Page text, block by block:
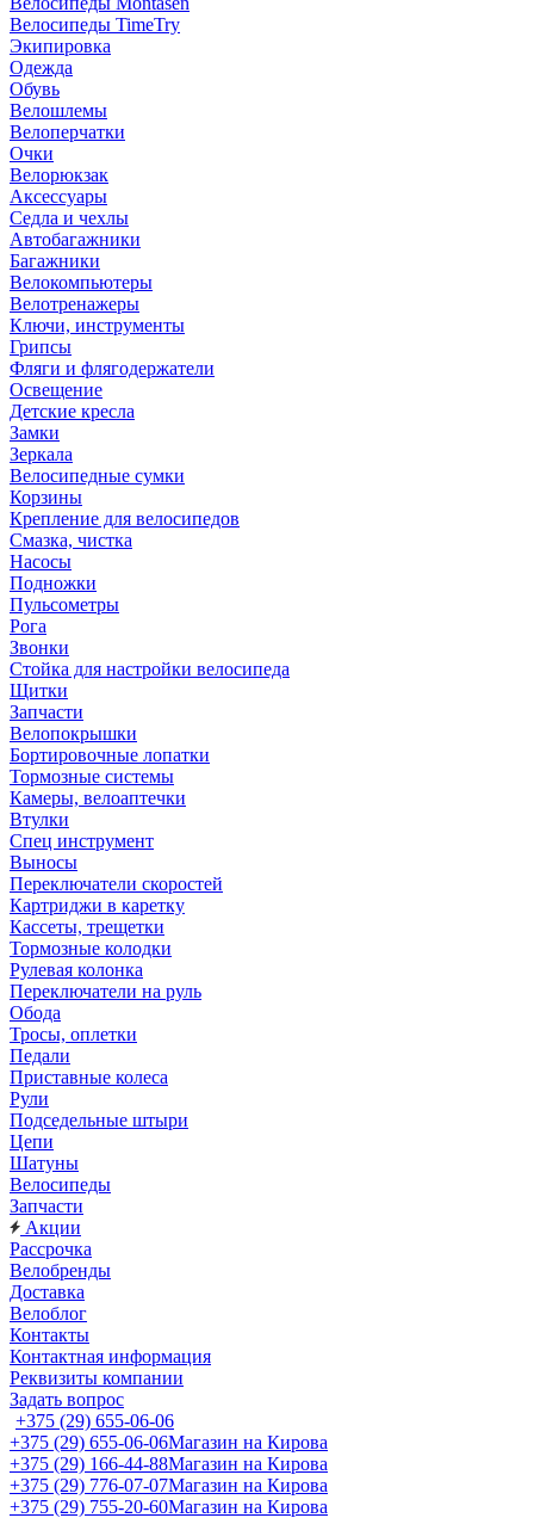
Велосипеды TimeTry
Экипировка
Одежда
Обувь
Велошлемы
Велоперчатки
Очки
Велорюкзак
Аксессуары
Седла и чехлы
Автобагажники
Багажники
Велокомпьютеры
Велотренажеры
Ключи, инструменты
Грипсы
Фляги и флягодержатели
Освещение
Детские кресла
Замки
Зеркала
Велосипедные сумки
Корзины
Крепление для велосипедов
Смазка, чистка
Насосы
Подножки
Пульсометры
Рога
Звонки
Стойка для настройки велосипеда
Щитки
Запчасти
Велопокрышки
Бортировочные лопатки
Тормозные системы
Камеры, велоаптечки
Втулки
Спец инструмент
Выносы
Переключатели скоростей
Картриджи в каретку
Кассеты, трещетки
Тормозные колодки
Рулевая колонка
Переключатели на руль
Обода
Тросы, оплетки
Педали
Приставные колеса
Рули
Подседельные штыри
Цепи
Шатуны
Велосипеды
Запчасти
Акции
Рассрочка
Велобренды
Доставка
Велоблог
Контакты
Контактная информация
Реквизиты компании
Задать вопрос
+375 (29) 655-06-06
+375 (29) 655-06-06Магазин на Кирова
+375 (29) 166-44-88Магазин на Кирова
+375 (29) 776-07-07Магазин на Кирова
+375 (29) 755-20-60Магазин на Кирова